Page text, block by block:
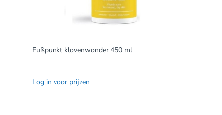
Fußpunkt klovenwonder 450 ml
Log in voor prijzen